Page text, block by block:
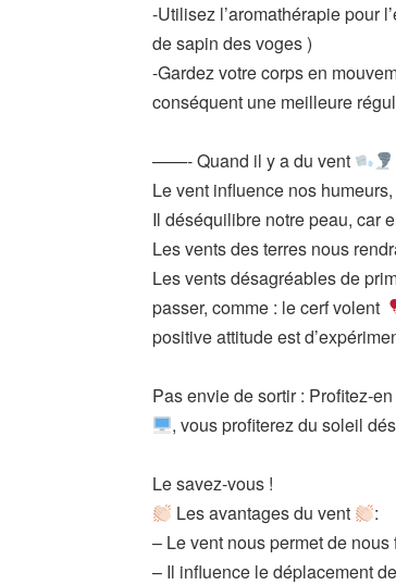
-Utilisez l’aromathérapie pour
de sapin des voges )
-Gardez votre corps en
conséquent une meilleure
——-Quand il y a du vent
Le vent influence nos
Il déséquilibre notre peau, car
Les vents des terres nous
Les vents désagréables de
passer, comme : le cerf volent
positive attitude est
Pas envie de sortir : Profitez-
, vous profiterez du soleil
Le savez-vous !
Les avantages du vent
:
– Le vent nous permet de
– Il influence le déplacement